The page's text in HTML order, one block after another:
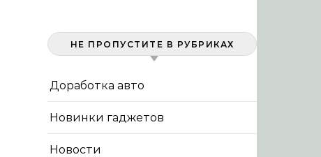
НЕ ПРОПУСТИТЕ В РУБРИКАХ
Доработка авто
Новинки гаджетов
Новости